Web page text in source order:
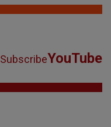
SubscribeYouTube